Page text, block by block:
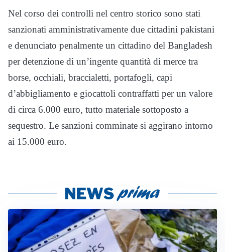
Nel corso dei controlli nel centro storico sono stati
sanzionati amministrativamente due cittadini pakistani
e denunciato penalmente un cittadino del Bangladesh
per detenzione di un’ingente quantità di merce tra
borse, occhiali, braccialetti, portafogli, capi
d’abbigliamento e giocattoli contraffatti per un valore
di circa 6.000 euro, tutto materiale sottoposto a
sequestro. Le sanzioni comminate si aggirano intorno
ai 15.000 euro.